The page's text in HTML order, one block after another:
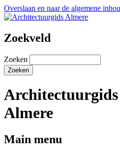
Overslaan en naar de algemene
Zoekveld
Zoeken
Architectuurgids
Almere
Main menu